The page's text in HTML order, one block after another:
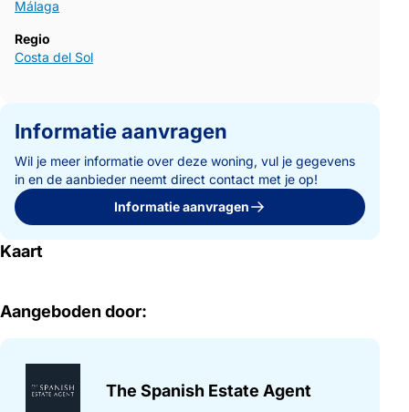
Málaga
Regio
Costa del Sol
Informatie aanvragen
Wil je meer informatie over deze woning, vul je gegevens
in en de aanbieder neemt direct contact met je op!
Informatie aanvragen
Kaart
Aangeboden door:
The Spanish Estate Agent